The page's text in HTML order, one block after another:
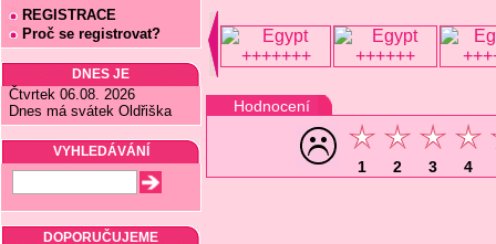
REGISTRACE
Proč se registrovat?
DNES JE
Čtvrtek 06.08. 2026
Dnes má svátek Oldřiška
VYHLEDÁVÁNÍ
DOPORUČUJEME
Hodnocení
1 2 3 4